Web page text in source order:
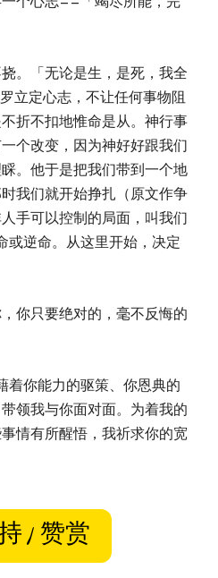
。「无论是生，是死，我全
立定心志，不让任何事物阻
折不扣地惟命是从。神行事
个改变，因为神好好跟我们
。他于是把我们带到一个地
我们就开始挣扎（原文作争
手可以控制的局面，叫我们
或逆命。从这里开始，决定
你只要绝对的，毫不反悔的
着你能力的驱策、你恩典的
领我与你面对面。为着我的
情有所醒悟，我祈求你的宽
/ 赞赏